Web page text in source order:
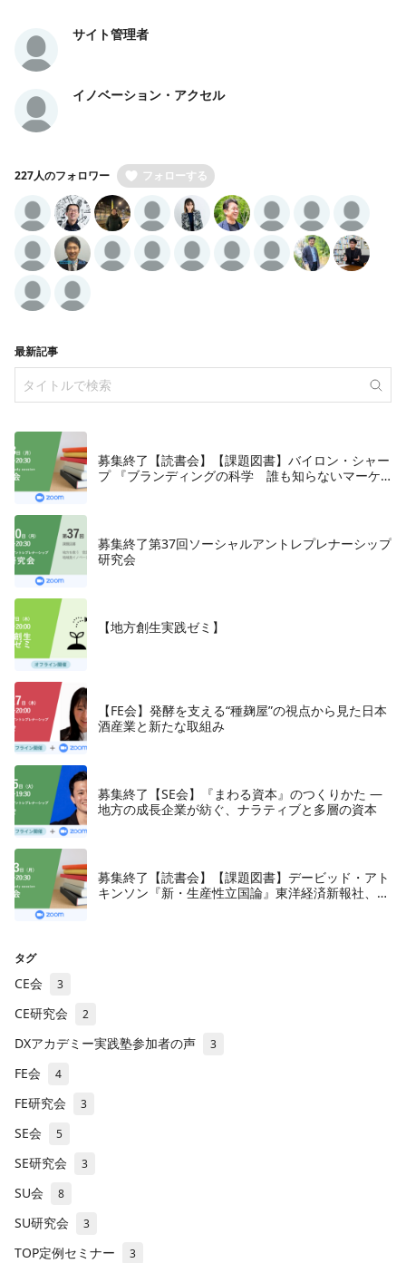
サイト管理者
イノベーション・アクセル
227人のフォロワー フォローする
最新記事
募集終了【読書会】【課題図書】バイロン・シャー
プ 『ブランディングの科学 誰も知らないマーケ
募集終了第37回ソーシャルアントレプレナーシップ
研究会
【地方創生実践ゼミ】
【FE会】発酵を支える“種麹屋”の視点から見た日本
酒産業と新たな取組み
募集終了【SE会】『まわる資本』のつくりかた —
地方の成長企業が紡ぐ、ナラティブと多層の資本
募集終了【読書会】【課題図書】デービッド・アト
キンソン『新・生産性立国論』東洋経済新報社、
タグ
CE会 3
CE研究会 2
DXアカデミー実践塾参加者の声 3
FE会 4
FE研究会 3
SE会 5
SE研究会 3
SU会 8
SU研究会 3
TOP定例セミナー 3